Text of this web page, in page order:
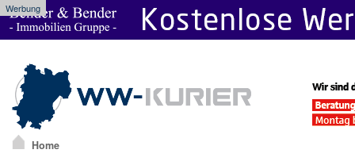
Werbung
Home